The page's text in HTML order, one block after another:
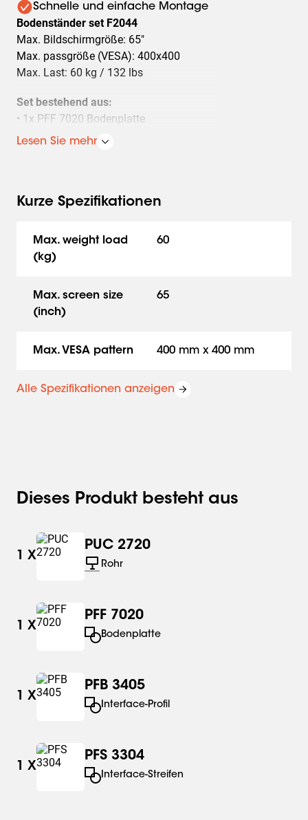
Schnelle und einfache Montage
Bodenständer set F2044
Max. Bildschirmgröße: 65"
Max. passgröße (VESA): 400x400
Max. Last: 60 kg / 132 lbs
Set bestehend aus:
• 1x PFF 7020 Bodenplatte
• 1x PUC 2720 Profil 200 cm
Lesen Sie mehr
Kurze Spezifikationen
Max. weight load
(kg)
60
Max. screen size
(inch)
65
Max. VESA pattern 400 mm x 400 mm
Alle Spezifikationen anzeigen
Dieses Produkt besteht aus
1 X
PUC 2720
Rohr
1 X
PFF 7020
Bodenplatte
1 X
PFB 3405
Interface-Profil
1 X
PFS 3304
Interface-Streifen